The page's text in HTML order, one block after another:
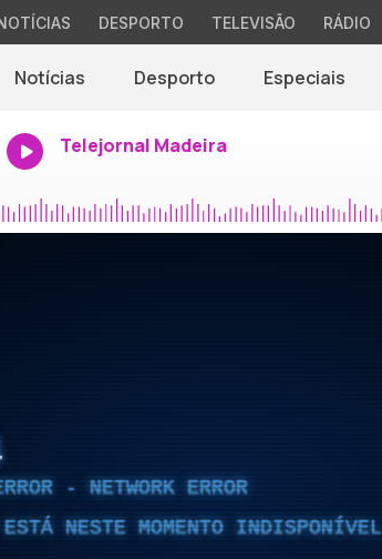
DESPORTO TELEVISÃO RÁDIO
Notícias Desporto Especiais
Telejornal Madeira
- NETWORK ERROR
ESTÁ NESTE MOMENTO INDISPONÍVEL